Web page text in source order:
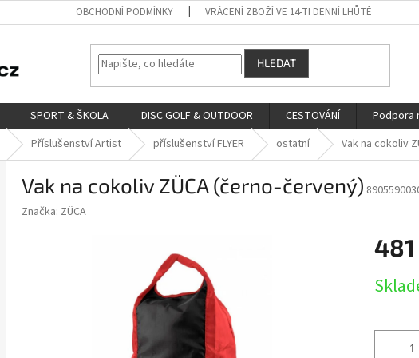
OBCHODNÍ PODMÍNKY VRÁCENÍ ZBOŽÍ VE 14-TI DENNÍ LHŮTĚ
HLEDAT
SPORT & ŠKOLA DISC GOLF & OUTDOOR CESTOVÁNÍ Podpora
Příslušenství Artist příslušenství FLYER ostatní Vak na cokoliv
Vak na cokoliv ZÜCA (černo-červený)
Značka: ZÜCA
481
cena: